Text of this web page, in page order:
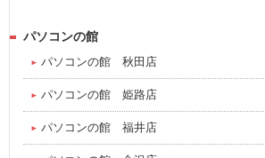
パソコンの館
パソコンの館 秋田店
パソコンの館 姫路店
パソコンの館 福井店